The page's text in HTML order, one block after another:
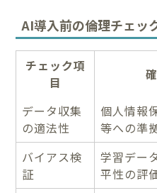
AI導入前の倫理チェッ
チェック項
目
データ収集
の適法性
個人情報
等への準
バイアス検
証
学習デー
平性の評